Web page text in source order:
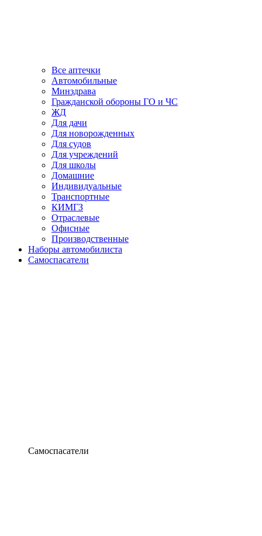
Все аптечки
Автомобильные
Минздрава
Гражданской обороны ГО и ЧС
ЖД
Для дачи
Для новорожденных
Для судов
Для учреждений
Для школы
Домашние
Индивидуальные
Транспортные
КИМГЗ
Отраслевые
Офисные
Производственные
Наборы автомобилиста
Самоспасатели
Самоспасатели